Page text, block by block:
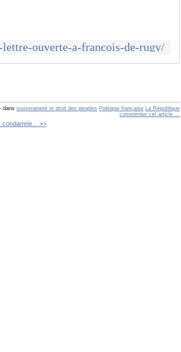
ouverte-a-francois-de-rugy/
- danssouveraineté et droit des peuples Politique française La République
commenter cet article …
condamne... >>